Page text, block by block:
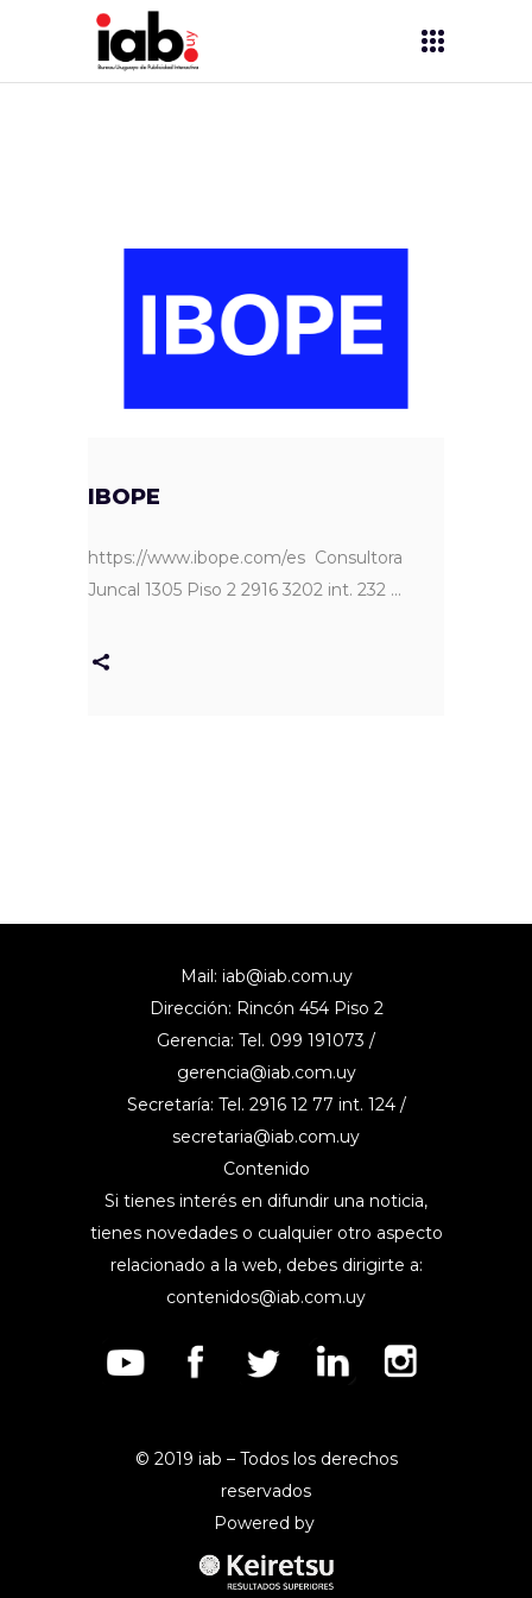
IBOPE
https://www.ibope.com/es Consultora
Juncal 1305 Piso 2 2916 3202 int. 232
Mail: iab@iab.com.uy
Dirección: Rincón 454 Piso 2
Gerencia: Tel. 099 191073 /
gerencia@iab.com.uy
Secretaría: Tel. 2916 12 77 int. 124 /
secretaria@iab.com.uy
Contenido
Si tienes interés en difundir una noticia,
tienes novedades o cualquier otro aspecto
relacionado a la web, debes dirigirte a:
contenidos@iab.com.uy
© 2019 iab – Todos los derechos
reservados
Powered by